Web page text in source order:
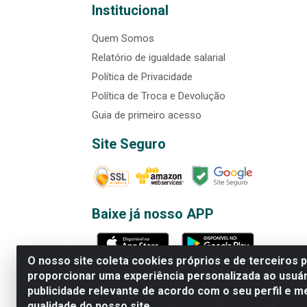
O nosso site coleta cookies próprios e de terceiros
proporcionar uma experiência personalizada ao
publicidade relevante de acordo com o seu perfil e
Institucional
Quem Somos
Relatório de igualdade salarial
Política de Privacidade
Política de Troca e Devolução
Guia de primeiro acesso
Site Seguro
Baixe já nosso APP
Rede Brasil - Avenida